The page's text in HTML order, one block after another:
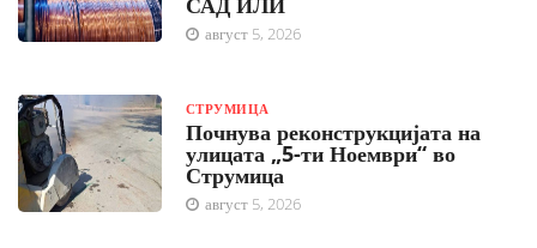
август 5, 2026
СТРУМИЦА
Почнува реконструкцијата на
улицата „5-ти Ноември“ во
Струмица
август 5, 2026